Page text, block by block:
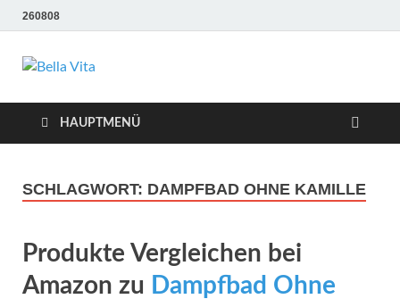
260808
Bella Vita
Wellness Fitness
Tipps
Tipps
HAUPTMENÜ
SCHLAGWORT: DAMPFBAD OHNE KAMILLE
Produkte Vergleichen bei
Amazon zu Dampfbad Ohne